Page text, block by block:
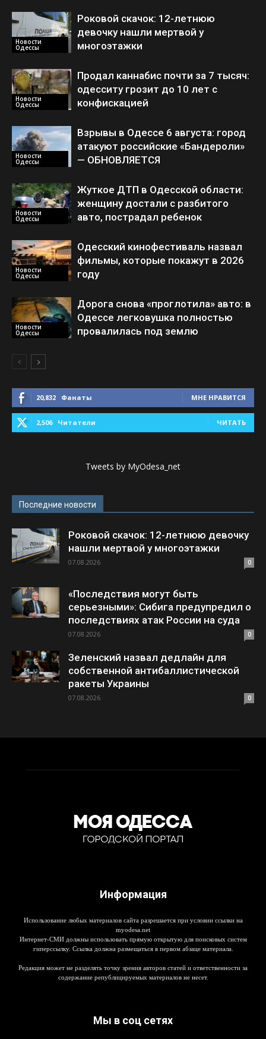
Новости
Одессы
Роковой скачок: 12-летнюю
девочку нашли мертвой у
многоэтажки
Новости
Одессы
Продал каннабис почти за 7 тысяч:
одесситу грозит до 10 лет с
конфискацией
Новости
Одессы
Взрывы в Одессе 6 августа: город
атакуют российские «Бандероли»
— ОБНОВЛЯЕТСЯ
Новости
Одессы
Жуткое ДТП в Одесской области:
женщину достали с разбитого
авто, пострадал ребенок
Новости
Одессы
Одесский кинофестиваль назвал
фильмы, которые покажут в 2026
году
Новости
Одессы
Дорога снова «проглотила» авто: в
Одессе легковушка полностью
провалилась под землю
20,832 Фанаты МНЕ НРАВИТСЯ
2,506 Читатели ЧИТАТЬ
Tweets by MyOdesa_net
Последние новости
Роковой скачок: 12-летнюю девочку
нашли мертвой у многоэтажки
07.08.2026 0
«Последствия могут быть
серьезными»: Сибига предупредил о
последствиях атак России на суда
07.08.2026 0
Зеленский назвал дедлайн для
собственной антибаллистической
ракеты Украины
07.08.2026 0
Информация
Использование любых материалов сайта разрешается при условии ссылки на
myodesa.net
Интернет-СМИ должны использовать прямую открытую для поисковых систем
гиперссылку. Ссылка должна размещаться в первом абзаце материала.
Редакция может не разделять точку зрения авторов статей и ответственности за
содержание републицируемых материалов не несет.
Мы в соц сетях